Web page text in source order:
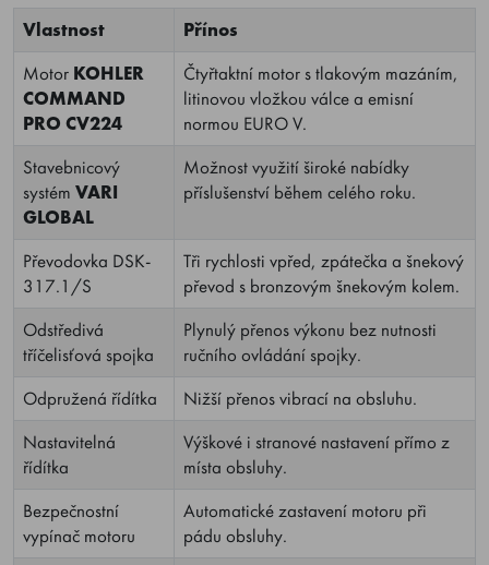
Vlastnost
Přínos
Motor KOHLER
COMMAND
PRO CV224
Čtyřtaktní motor s tlakovým mazáním,
litinovou vložkou válce a emisní
normou EURO V.
Stavebnicový
systém VARI
GLOBAL
Možnost využití široké nabídky
příslušenství během celého roku.
Převodovka DSK-
317.1/S
Tři rychlosti vpřed, zpátečka a šnekový
převod s bronzovým šnekovým kolem.
Odstředivá
tříčelisťová spojka
Plynulý přenos výkonu bez nutnosti
ručního ovládání spojky.
Odpružená řídítka
Nižší přenos vibrací na obsluhu.
Nastavitelná
řídítka
Výškové i stranové nastavení přímo z
místa obsluhy.
Bezpečnostní
vypínač motoru
Automatické zastavení motoru při
pádu obsluhy.